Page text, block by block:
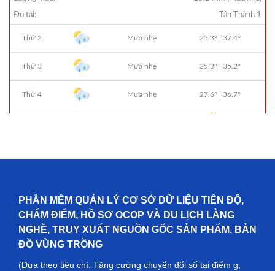
PHẦN MỀM QUẢN LÝ CƠ SỞ DỮ LIỆU TIẾN ĐỘ,
CHẤM ĐIỂM, HỒ SƠ OCOP VÀ DU LỊCH LÀNG
NGHỀ, TRUY XUẤT NGUỒN GỐC SẢN PHẨM, BẢN
ĐỒ VÙNG TRỒNG
(Dựa theo tiêu chí: Tăng cường chuyển đổi số tại điểm g,